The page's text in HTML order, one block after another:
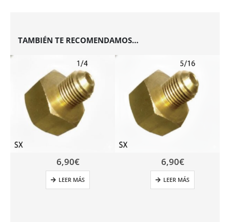
TAMBIÉN TE RECOMENDAMOS…
6,90€
LEER MÁS
6,90€
LEER MÁS